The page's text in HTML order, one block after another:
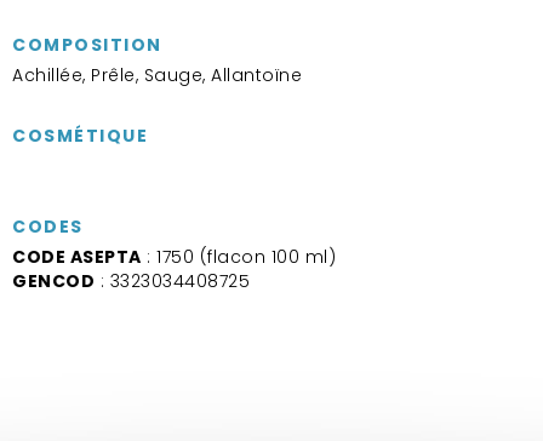
COMPOSITION
Achillée, Prêle, Sauge, Allantoïne
COSMÉTIQUE
CODES
CODE ASEPTA : 1750 (flacon 100 ml)
GENCOD : 3323034408725